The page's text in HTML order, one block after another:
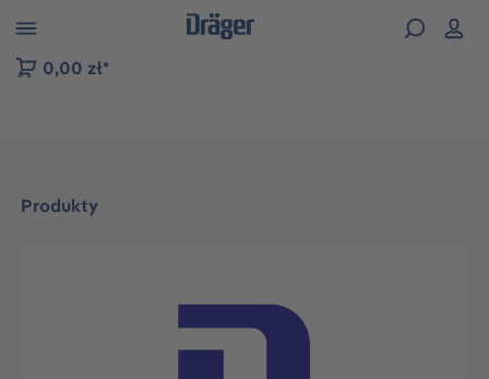
do nawigacji na platformie B2B
0,00 zł*
Produkty
Pomiń galerię zdjęć